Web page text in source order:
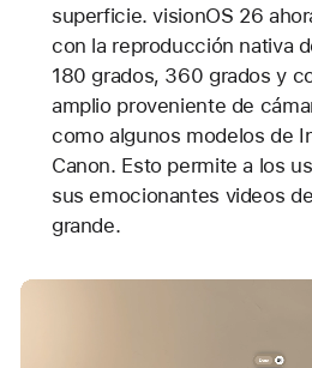
superficie. visionOS 26
con la reproducción nativa
180 grados, 360 grados y
amplio proveniente de
como algunos modelos de
Canon. Esto permite a los
sus emocionantes videos
grande.